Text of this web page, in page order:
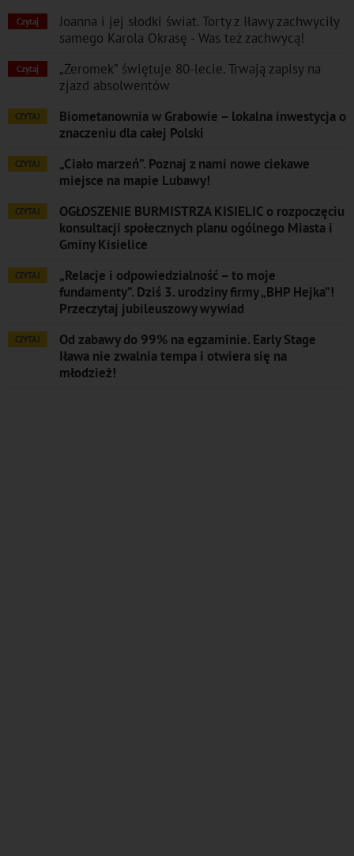
Czytaj
Joanna i jej słodki świat. Torty z Iławy zachwyciły
samego Karola Okrasę - Was też zachwycą!
Czytaj
„Żeromek” świętuje 80-lecie. Trwają zapisy na
zjazd absolwentów
CZYTAJ
Biometanownia w Grabowie – lokalna inwestycja o
znaczeniu dla całej Polski
CZYTAJ
„Ciało marzeń”. Poznaj z nami nowe ciekawe
miejsce na mapie Lubawy!
CZYTAJ
OGŁOSZENIE BURMISTRZA KISIELIC o rozpoczęciu
konsultacji społecznych planu ogólnego Miasta i
Gminy Kisielice
CZYTAJ
„Relacje i odpowiedzialność – to moje
fundamenty”. Dziś 3. urodziny firmy „BHP Hejka”!
Przeczytaj jubileuszowy wywiad
CZYTAJ
Od zabawy do 99% na egzaminie. Early Stage
Iława nie zwalnia tempa i otwiera się na
młodzież!